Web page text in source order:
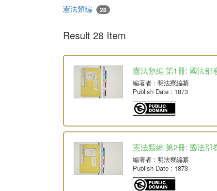
憲法類編 28
Result 28 Item
憲法類編 第1冊: 國法部
編著者 : 明法寮編纂
Publish Date : 1873
憲法類編 第2冊: 國法部
編著者 : 明法寮編纂
Publish Date : 1873